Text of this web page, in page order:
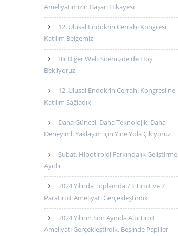
Ameliyatımızın Başarı Hikayesi
12. Ulusal Endokrin Cerrahi Kongresi
Katılım Belgemiz
Bir Diğer Web Sitemizde de Hoş
Bekliyoruz
12. Ulusal Endokrin Cerrahi Kongresi'ne
Katılım Sağladık
Daha Güncel, Daha Teknolojik, Daha
Deneyimli Yaklaşım için Yine Yola Çıkıyoruz
Şubat, Hipotiroidi Farkındalık Geliştirme
Ayıdır
2024 Yılında Toplamda 73 Tiroit ve 7
Paratiroit Ameliyatı Gerçekleştirdik
2024 Yılının Son Ayında Altı Tiroit
Ameliyatı Gerçekleştirdik, Beşinde Papiller